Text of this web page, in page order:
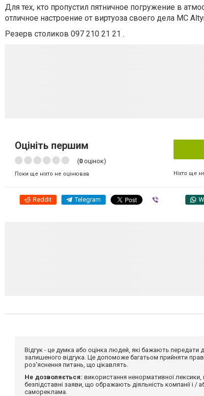
Для тех, кто пропустил пятничное погружение в
отличное настроение от виртуоза своего дела MC
Резерв столиков 097 210 21 21 .
Оцініть першим
(0 оцінок)
Поки ще ніхто не оцінював Ніхто ще
Reddit Telegram
Відгук - це думка або оцінка людей, які бажають
залишеного відгука. Це допоможе багатьом прийняти
роз'яснення питань, що цікавлять.
Не дозволяється: використання ненормативної
безпідставні заяви, що ображають діяльність компанії і /
самореклама.